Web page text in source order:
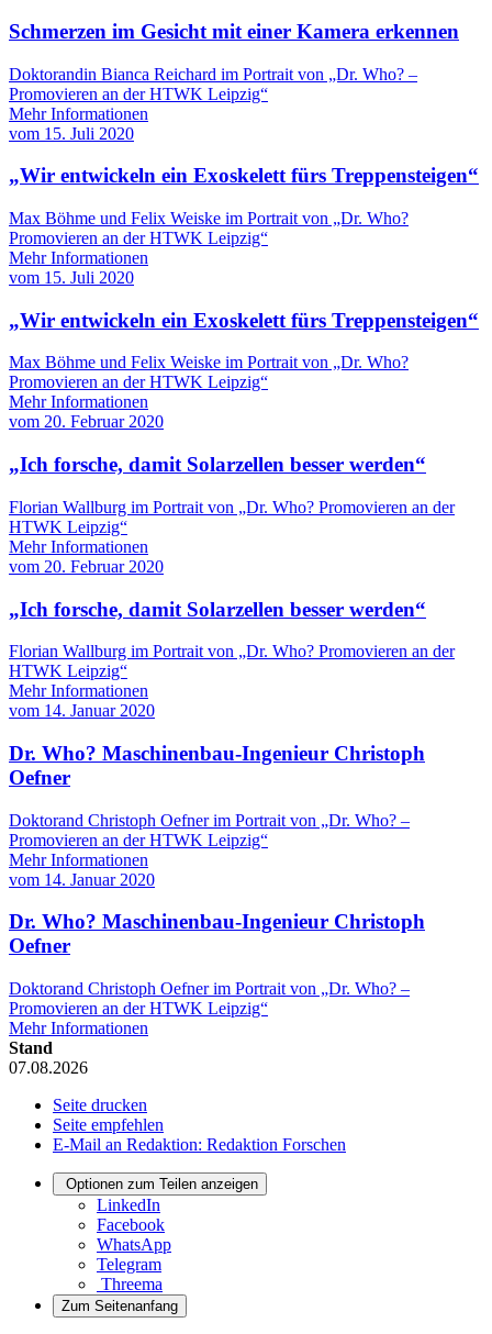
Schmerzen im Gesicht mit einer Kamera erkennen
Doktorandin Bianca Reichard im Portrait von „Dr. Who? –
Promovieren an der HTWK Leipzig“
Mehr Informationen
vom 15. Juli 2020
„Wir entwickeln ein Exoskelett fürs Treppensteigen“
Max Böhme und Felix Weiske im Portrait von „Dr. Who?
Promovieren an der HTWK Leipzig“
Mehr Informationen
vom 15. Juli 2020
„Wir entwickeln ein Exoskelett fürs Treppensteigen“
Max Böhme und Felix Weiske im Portrait von „Dr. Who?
Promovieren an der HTWK Leipzig“
Mehr Informationen
vom 20. Februar 2020
„Ich forsche, damit Solarzellen besser werden“
Florian Wallburg im Portrait von „Dr. Who? Promovieren an der
HTWK Leipzig“
Mehr Informationen
vom 20. Februar 2020
„Ich forsche, damit Solarzellen besser werden“
Florian Wallburg im Portrait von „Dr. Who? Promovieren an der
HTWK Leipzig“
Mehr Informationen
vom 14. Januar 2020
Dr. Who? Maschinenbau-Ingenieur Christoph
Oefner
Doktorand Christoph Oefner im Portrait von „Dr. Who? –
Promovieren an der HTWK Leipzig“
Mehr Informationen
vom 14. Januar 2020
Dr. Who? Maschinenbau-Ingenieur Christoph
Oefner
Doktorand Christoph Oefner im Portrait von „Dr. Who? –
Promovieren an der HTWK Leipzig“
Mehr Informationen
Stand
07.08.2026
Seite drucken
Seite empfehlen
E-Mail an Redaktion: Redaktion Forschen
Optionen zum Teilen anzeigen
LinkedIn
Facebook
WhatsApp
Telegram
Threema
Zum Seitenanfang